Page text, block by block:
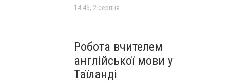
14:45, 2 серпня
Робота вчителем
англійської мови у
Таїланді